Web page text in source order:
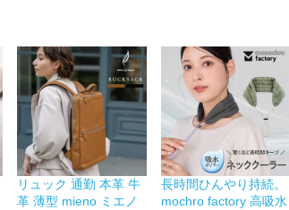
リュック 通勤 本革 牛
革 薄型 mieno ミエノ
長時間ひんやり持続。
mochro factory 高吸水